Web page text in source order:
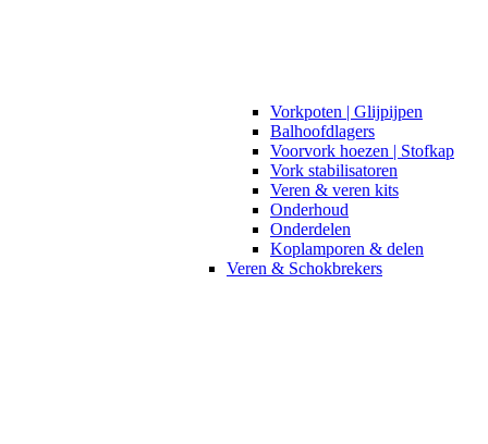
Vorkpoten | Glijpijpen
Balhoofdlagers
Voorvork hoezen | Stofkap
Vork stabilisatoren
Veren & veren kits
Onderhoud
Onderdelen
Koplamporen & delen
Veren & Schokbrekers